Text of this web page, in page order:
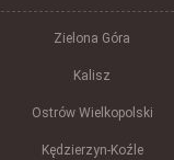
Zielona Góra
Kalisz
Ostrów Wielkopolski
Kędzierzyn-Koźle